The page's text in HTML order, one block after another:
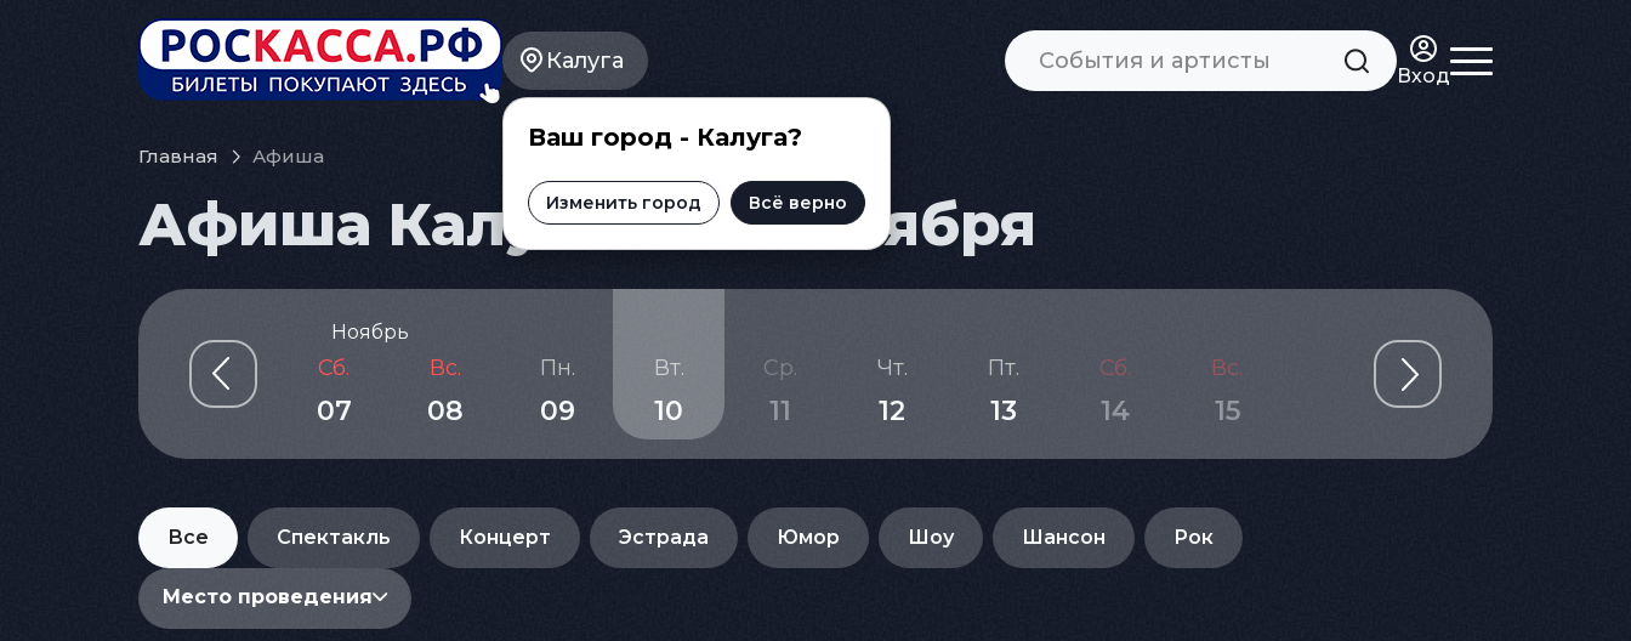
Калуга
Ваш город - Калуга?
Изменить город Всё верно
Вход
Главная Афиша
Афиша Калуги на 10 ноября
Ноябрь
Пт.
06
Сб.
07
Вс.
08
Пн.
09
Вт.
10
Ср.
11
Чт.
12
Пт.
13
Сб.
14
Вс.
15
Вт.
Все Спектакль Концерт Эстрада Юмор Шоу Шансон Рок
Место проведения